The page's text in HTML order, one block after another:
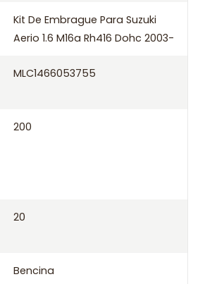
de confirmación.
Kit De Embrague Para Suzuki
Aerio 1.6 M16a Rh416 Dohc 2003-
MLC1466053755
200
20
Bencina